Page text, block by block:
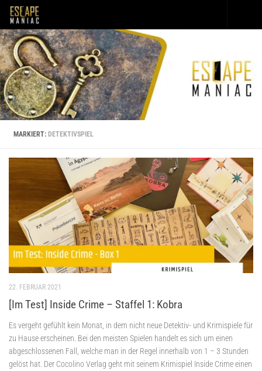
Unter dem Inhalt
MARKIERT: DETEKTIVSPIEL
22. FEBRUAR 2021
[Im Test] Inside Crime – Staffel 1: Kobra
Es vergeht gefühlt kein Monat, in dem nicht neue Detektiv- und Krimispiele für
zu Hause erscheinen. Bei den meisten Spielen handelt es sich um einen
abgeschlossenen Fall, welche man in der Regel innerhalb von 1 – 3 Stunden
gelöst hat. Der Cocolino Verlag geht mit seinem Krimispiel Inside Crime einen